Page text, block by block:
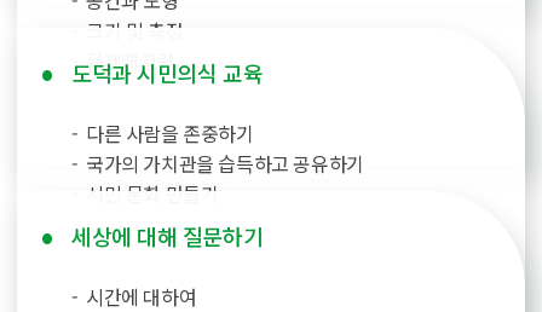
크기 및 측정
문제해결력
도덕과 시민의식 교육
다른 사람을 존중하기
국가의 가치관을 습득하고 공유하기
시민 문화 만들기
세상에 대해 질문하기
시간에 대하여